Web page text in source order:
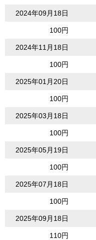
2024年09月18日
100円
2024年11月18日
100円
2025年01月20日
100円
2025年03月18日
100円
2025年05月19日
100円
2025年07月18日
100円
2025年09月18日
110円